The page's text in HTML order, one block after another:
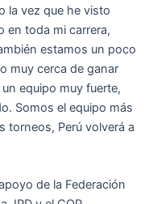
la vez que he visto
en toda mi carrera,
estamos un poco
muy cerca de ganar
equipo muy fuerte,
Somos el equipo más
torneos, Perú volverá a
de la Federación